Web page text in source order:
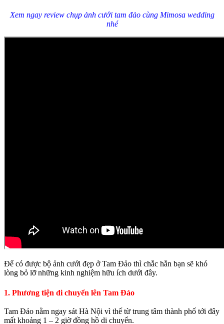
Xem ngay review chụp ảnh cưới tam đảo cùng Mimosa wedding
nhé
Để có được bộ ảnh cưới đẹp ở Tam Đảo thì chắc hẳn bạn sẽ khó
lòng bỏ lỡ những kinh nghiệm hữu ích dưới đây.
1. Phương tiện di chuyển lên Tam Đảo
Tam Đảo nằm ngay sát Hà Nội vì thế từ trung tâm thành phố tới đây
mất khoảng 1 – 2 giờ đồng hồ di chuyển.